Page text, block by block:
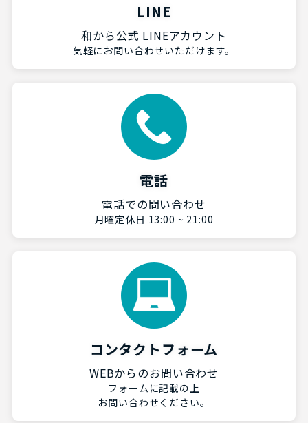
LINE
和から公式 LINEアカウント
気軽にお問い合わせいただけます。
電話
電話での問い合わせ
月曜定休日 13:00 ~ 21:00
コンタクトフォーム
WEBからのお問い合わせ
フォームに記載の上
お問い合わせください。